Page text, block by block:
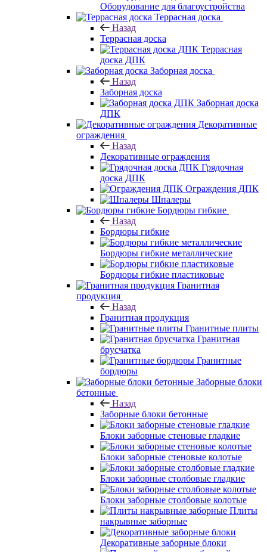
Оборудование для благоустройства
Террасная доска
Назад
Террасная доска
Террасная
доска ДПК
Заборная доска
Назад
Заборная доска
Заборная доска
ДПК
Декоративные
ограждения
Назад
Декоративные ограждения
Грядочная
доска ДПК
Ограждения ДПК
Шпалеры
Бордюры гибкие
Назад
Бордюры гибкие
Бордюры гибкие металлические
Бордюры гибкие пластиковые
Гранитная
продукция
Назад
Гранитная продукция
Гранитные плиты
Гранитная
брусчатка
Гранитные
бордюры
Заборные блоки
бетонные
Назад
Заборные блоки бетонные
Блоки заборные стеновые гладкие
Блоки заборные стеновые колотые
Блоки заборные столбовые гладкие
Блоки заборные столбовые колотые
Плиты
накрывные заборные
Декоративные заборные блоки